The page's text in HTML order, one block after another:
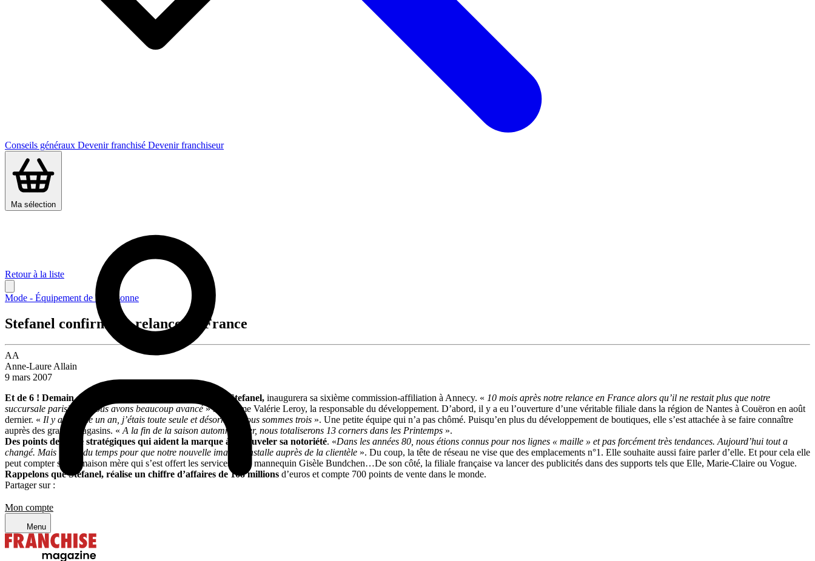
Conseils généraux Devenir franchisé Devenir franchiseur
Ma sélection
Mon compte
Menu
Retour à la liste
Mode - Équipement de la personne
Stefanel confirme sa relance en France
AA
Anne-Laure Allain
9 mars 2007
Et de 6 ! Demain, l’enseigne de prêt-à-porter italienne, Stefanel, inaugurera sa sixième commission-affiliation à Annecy. « 10 mois après notre relance en France alors qu’il ne restait plus que notre
succursale parisienne nous avons beaucoup avancé» s’exclame Valérie Leroy, la responsable du développement. D’abord, il y a eu l’ouverture d’une véritable filiale dans la région de Nantes à Couëron en août
dernier. « Il y a à peine un an, j’étais toute seule et désormais nous sommes trois ». Une petite équipe qui n’a pas chômé. Puisqu’en plus du développement de boutiques, elle s’est attachée à se faire connaître
auprès des grands magasins. « A la fin de la saison automne/hiver, nous totaliserons 13 corners dans les Printemps ».
Des points de vente stratégiques qui aident la marque à renouveler sa notoriété. «Dans les années 80, nous étions connus pour nos lignes « maille » et pas forcément très tendances. Aujourd’hui tout a
changé. Mais il faut du temps pour que notre nouvelle image s’installe auprès de la clientèle ». Du coup, la tête de réseau ne vise que des emplacements n°1. Elle souhaite aussi faire parler d’elle. Et pour cela elle
peut compter sur la maison mère qui s’est offert les services de la mannequin Gisèle Bundchen…De son côté, la filiale française va lancer des publicités dans des supports tels que Elle, Marie-Claire ou Vogue.
Rappelons que Stefanel, réalise un chiffre d’affaires de 168 millions d’euros et compte 700 points de vente dans le monde.
Partager sur :